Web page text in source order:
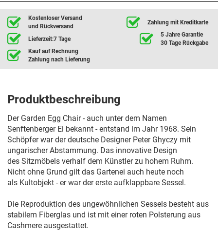
Kostenloser Versand
und Rückversand
Zahlung mit Kreditkarte
Lieferzeit:7 Tage
5 Jahre Garantie
30 Tage Rückgabe
Kauf auf Rechnung
Zahlung nach Lieferung
Produktbeschreibung
Der Garden Egg Chair - auch unter dem Namen
Senftenberger Ei bekannt - entstand im Jahr 1968. Sein
Schöpfer war der deutsche Designer Peter Ghyczy mit
ungarischer Abstammung. Das innovative Design
des Sitzmöbels verhalf dem Künstler zu hohem Ruhm.
Nicht ohne Grund gilt das Gartenei auch heute noch
als Kultobjekt - er war der erste aufklappbare Sessel.
Die Reproduktion des ungewöhnlichen Sessels besteht aus
stabilem Fiberglas und ist mit einer roten Polsterung aus
Cashmere ausgestattet.